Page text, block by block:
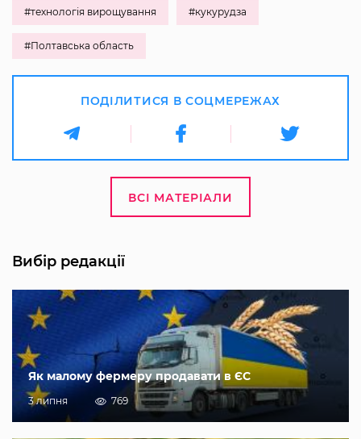
#технологія вирощування #кукурудза
#Полтавська область
ПОДІЛИТИСЯ В СОЦМЕРЕЖАХ
ВСІ МАТЕРІАЛИ
Вибір редакції
Як малому фермеру продавати в ЄС
3 липня 769